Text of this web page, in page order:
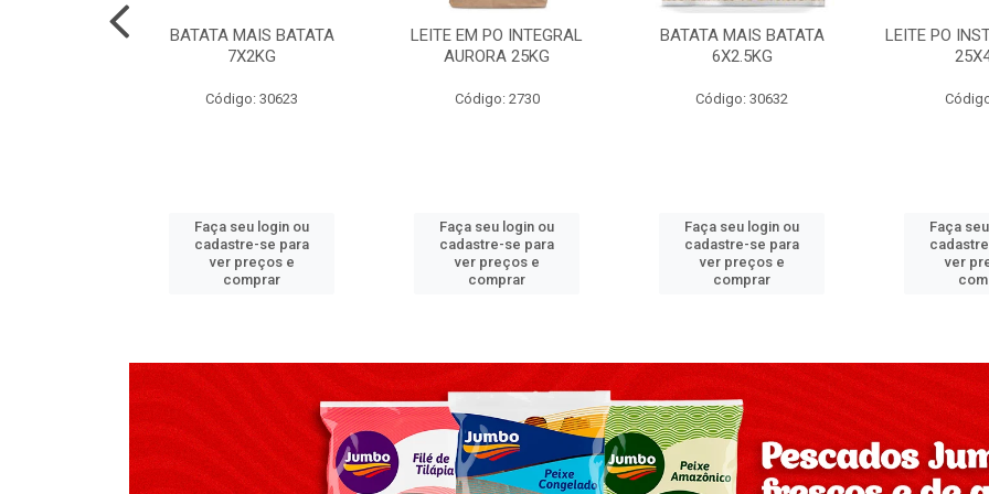
BATATA MAIS BATATA
7X2KG
Código: 30623
Faça seu login ou
cadastre-se para
ver preços e
comprar
LEITE EM PO INTEGRAL
AURORA 25KG
Código: 2730
Faça seu login ou
cadastre-se para
ver preços e
comprar
BATATA MAIS BATATA
6X2.5KG
Código: 30632
Faça seu login ou
cadastre-se para
ver preços e
comprar
LEITE PO
Faça
ver